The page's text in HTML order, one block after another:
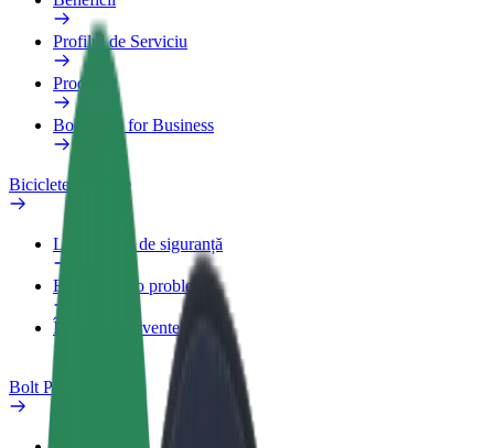
Profilul de Serviciu
Produse
Bolt Food for Business
Biciclete electrice
Laboratorul de siguranță
Raportează o problemă
Întrebări frecvente
Bolt Plus